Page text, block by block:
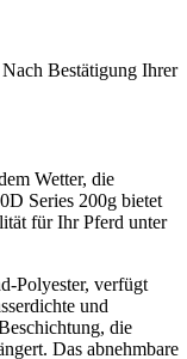
Nach Bestätigung Ihrer
Wetter, die
Series 200g bietet
für Ihr Pferd unter
Polyester, verfügt
und
die
Das abnehmbare